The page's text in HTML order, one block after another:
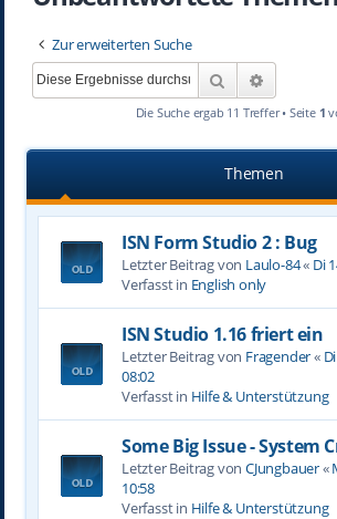
Zur erweiterten Suche
Suche
Die Suche ergab 11 Treffer • Seite 1
Themen
ISN Form Studio 2 : Bug
Letzter Beitrag von Laulo-84« Di
Verfasst in English only
ISN Studio 1.16 friert ein
Letzter Beitrag von Fragender«
08:02
Verfasst in Hilfe & Unterstützung
Some Big Issue - System
Letzter Beitrag von CJungbauer«
10:58
Verfasst in Hilfe & Unterstützung